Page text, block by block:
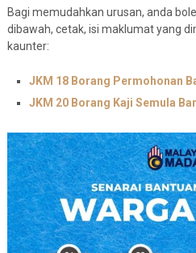
Bagi memudahkan urusan, anda
dibawah, cetak, isi maklumat yang
kaunter:
JKM 18 Borang Permohonan
JKM 20 Borang Kaji Semula